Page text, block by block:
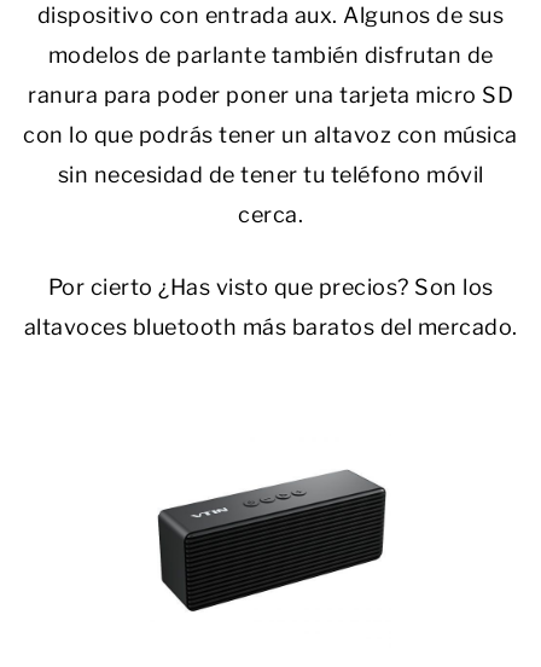
dispositivo con entrada aux. Algunos de sus
modelos de parlante también disfrutan de
ranura para poder poner una tarjeta micro SD
con lo que podrás tener un altavoz con música
sin necesidad de tener tu teléfono móvil
cerca.
Por cierto ¿Has visto que precios? Son los
altavoces bluetooth más baratos del mercado.